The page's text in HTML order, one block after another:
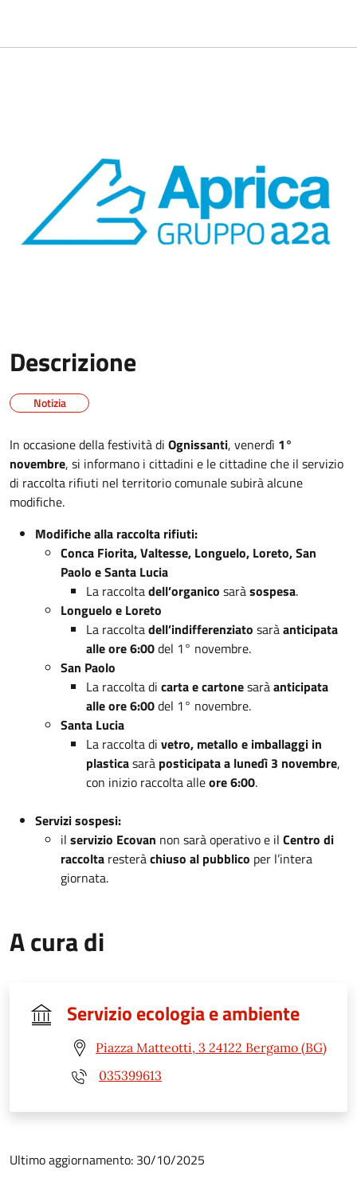
Descrizione
Notizia
In occasione della festività di Ognissanti, venerdì 1°
novembre, si informano i cittadini e le cittadine che il servizio
di raccolta rifiuti nel territorio comunale subirà alcune
modifiche.
Modifiche alla raccolta rifiuti:
Conca Fiorita, Valtesse, Longuelo, Loreto, San
Paolo e Santa Lucia
La raccoltadell’organico saràsospesa.
Longuelo e Loreto
La raccoltadell’indifferenziato saràanticipata
alle ore 6:00del 1° novembre.
San Paolo
La raccolta di carta e cartonesaràanticipata
alle ore 6:00del 1° novembre.
Santa Lucia
La raccolta di vetro, metallo e imballaggi in
plasticasarà posticipata a lunedì 3 novembre,
con inizio raccolta alleore 6:00.
Servizi sospesi:
il servizio Ecovan non sarà operativo e il Centro di
raccolta resteràchiuso al pubblico per l’intera
giornata.
A cura di
Servizio ecologia e ambiente
Piazza Matteotti, 3 24122 Bergamo (BG)
035399613
Ultimo aggiornamento: 30/10/2025